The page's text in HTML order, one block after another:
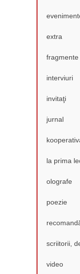
extra
fragmente
interviuri
invitaţi
jurnal
la prima
olografe
poezie
scriitorii,
video